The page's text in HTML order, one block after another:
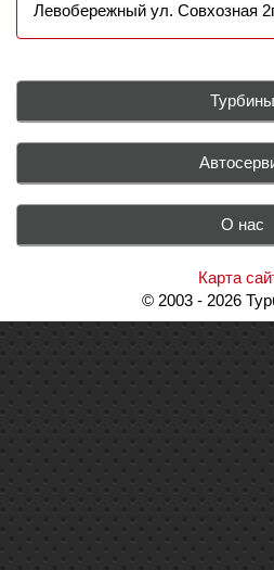
Левобережный ул. Совхозная
Турбины
О нас
Карта
© 2003 - 2026